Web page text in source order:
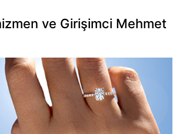
ve Girişimci Mehmet